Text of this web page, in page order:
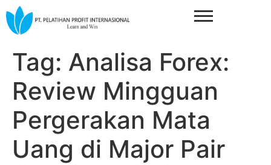
Tag: Analisa Forex:
Review Mingguan
Pergerakan Mata
Uang di Major Pair